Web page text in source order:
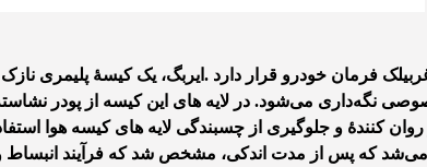
فرمان خودرو قرار دارد .ایربگ، یک کیسهٔ پلیمری
نگه‌داری می‌شود. در لایه های این کیسه از پودر
کنندهٔ و جلوگیری از چسبندگی لایه های کیسه هوا
می‌شد که پس از مدت اندکی، مشخص شد که فرآیند انبساط